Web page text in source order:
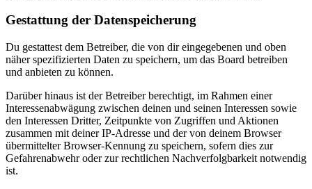
Gestattung der Datenspeicherung
Du gestattest dem Betreiber, die von dir eingegebenen und oben
näher spezifizierten Daten zu speichern, um das Board betreiben
und anbieten zu können.
Darüber hinaus ist der Betreiber berechtigt, im Rahmen einer
Interessenabwägung zwischen deinen und seinen Interessen sowie
den Interessen Dritter, Zeitpunkte von Zugriffen und Aktionen
zusammen mit deiner IP-Adresse und der von deinem Browser
übermittelter Browser-Kennung zu speichern, sofern dies zur
Gefahrenabwehr oder zur rechtlichen Nachverfolgbarkeit notwendig
ist.